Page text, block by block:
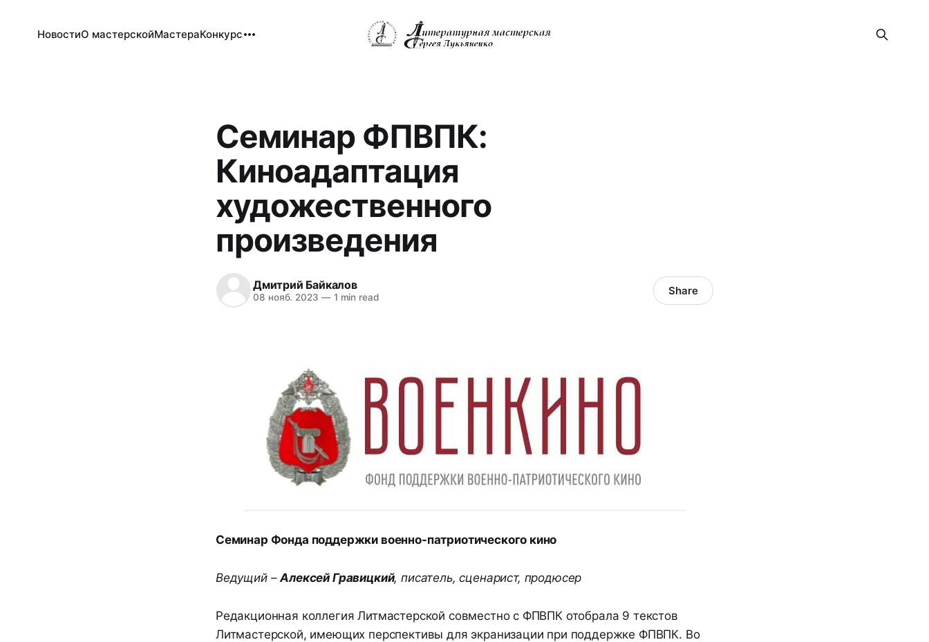
НовостиО мастерскойМастераКонкурс
Семинар ФПВПК:
Киноадаптация
художественного
произведения
Дмитрий Байкалов
08 нояб. 2023 —1 min read Share
Семинар Фонда поддержки военно-патриотического кино
Ведущий –Алексей Гравицкий, писатель, сценарист, продюсер
Редакционная коллегия Литмастерской совместно с ФПВПК отобрала 9 текстов
Литмастерской, имеющих перспективы для экранизации при поддержке ФПВПК. Во